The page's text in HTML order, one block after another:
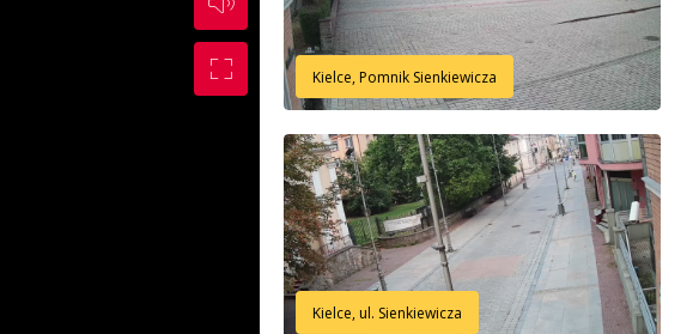
Kielce, Pomnik Sienkiewicza
Kielce, ul. Sienkiewicza